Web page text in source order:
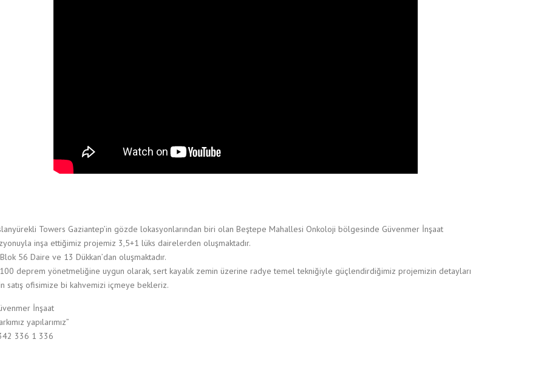
Towers Gaziantep’in gözde lokasyonlarından biri olan Beştepe Mahallesi Onkoloji bölgesinde Güvenmer İnşaat
inşa ettiğimiz projemiz 3,5+1 lüks dairelerden oluşmaktadır.
56 Daire ve 13 Dükkan’dan oluşmaktadır.
deprem yönetmeliğine uygun olarak, sert kayalık zemin üzerine radye temel tekniğiyle güçlendirdiğimiz projemizin detayları
satış ofisimize bi kahvemizi içmeye bekleriz.
İnşaat
yapılarımız”
336 1 336